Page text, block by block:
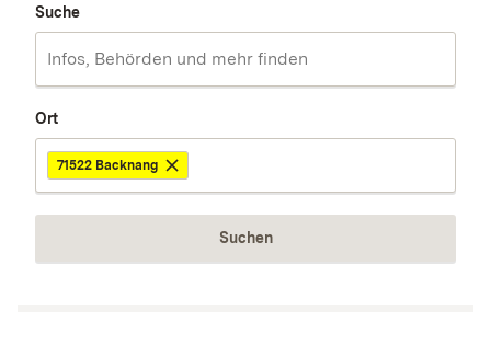
Suche
Ort
71522 Backnang
Suchen